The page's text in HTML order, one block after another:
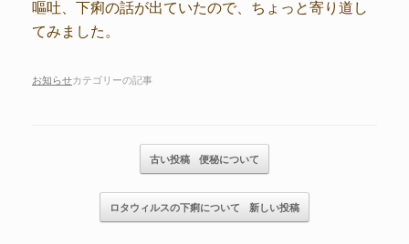
嘔吐、下痢の話が出ていたので、ちょっと寄り道し
てみました。
お知らせカテゴリーの記事
記事のナビゲーション古い投稿 便秘について
ロタウィルスの下痢について 新しい投稿